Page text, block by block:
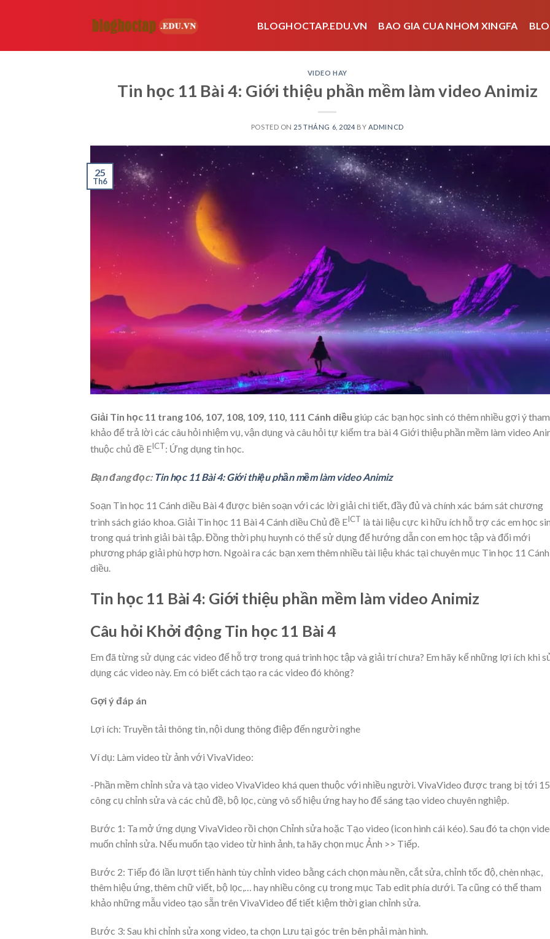
BLOGHOCTAP.EDU.VN BAO GIA CUA NHOM XINGFA
VIDEO HAY
Tin học 11 Bài 4: Giới thiệu phần mềm làm video Animiz
POSTED ON 25 THÁNG 6, 2024 BY ADMINCD
25
Th6
Giải Tin học 11 trang 106, 107, 108, 109, 110, 111 Cánh diều giúp các bạn học sinh có thêm nhiều gợi ý tham
khảo để trả lời các câu hỏi nhiệm vụ, vận dụng và câu hỏi tự kiểm tra bài 4 Giới thiệu phần mềm làm video
thuộc chủ đề EICT: Ứng dụng tin học.
Bạn đang đọc: Tin học 11 Bài 4: Giới thiệu phần mềm làm video Animiz
Soạn Tin học 11 Cánh diều Bài 4 được biên soạn với các lời giải chi tiết, đầy đủ và chính xác bám sát chương
trình sách giáo khoa. Giải Tin học 11 Bài 4 Cánh diều Chủ đề EICT là tài liệu cực kì hữu ích hỗ trợ các em học
trong quá trình giải bài tập. Đồng thời phụ huynh có thể sử dụng để hướng dẫn con em học tập và đổi mới
phương pháp giải phù hợp hơn. Ngoài ra các bạn xem thêm nhiều tài liệu khác tại chuyên mục Tin học 11 Cánh
diều.
Tin học 11 Bài 4: Giới thiệu phần mềm làm video Animiz
Câu hỏi Khởi động Tin học 11 Bài 4
Em đã từng sử dụng các video để hỗ trợ trong quá trình học tập và giải trí chưa? Em hãy kể những lợi ích khi
dụng các video này. Em có biết cách tạo ra các video đó không?
Gợi ý đáp án
Lợi ích: Truyền tải thông tin, nội dung thông điệp đến người nghe
Ví dụ: Làm video từ ảnh với VivaVideo:
-Phần mềm chỉnh sửa và tạo video VivaVideo khá quen thuộc với nhiều người. VivaVideo được trang bị tới 15
công cụ chỉnh sửa và các chủ đề, bộ lọc, cùng vô số hiệu ứng hay ho để sáng tạo video chuyên nghiệp.
Bước 1: Ta mở ứng dụng VivaVideo rồi chọn Chỉnh sửa hoặc Tạo video (icon hình cái kéo). Sau đó ta chọn
muốn chỉnh sửa. Nếu muốn tạo video từ hình ảnh, ta hãy chọn mục Ảnh >> Tiếp.
Bước 2: Tiếp đó lần lượt tiến hành tùy chỉnh video bằng cách chọn màu nền, cắt sửa, chỉnh tốc độ, chèn nhạc,
thêm hiệu ứng, thêm chữ viết, bộ lọc,… hay nhiều công cụ trong mục Tab edit phía dưới. Ta cũng có thể tham
khảo những mẫu video tạo sẵn trên VivaVideo để tiết kiệm thời gian chỉnh sửa.
Bước 3: Sau khi chỉnh sửa xong video, ta chọn Lưu tại góc trên bên phải màn hình.